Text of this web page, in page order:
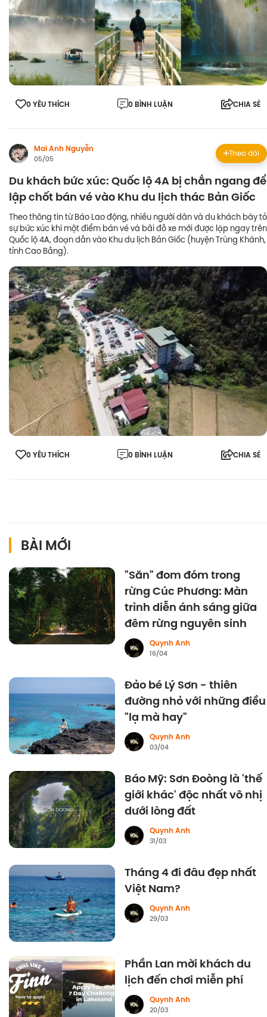
0 YÊU THÍCH 0 BÌNH LUẬN CHIA SẺ
Mai Anh Nguyễn
05/05
Theo dõi
Du khách bức xúc: Quốc lộ 4A bị chắn ngang để
lập chốt bán vé vào Khu du lịch thác Bản Giốc
Theo thông tin từ Báo Lao động, nhiều người dân và du khách bày tỏ
sự bức xúc khi một điểm bán vé và bãi đỗ xe mới được lập ngay trên
Quốc lộ 4A, đoạn dẫn vào Khu du lịch Bản Giốc (huyện Trùng Khánh,
tỉnh Cao Bằng).
0 YÊU THÍCH 0 BÌNH LUẬN CHIA SẺ
BÀI MỚI
"Săn" đom đóm trong
rừng Cúc Phương: Màn
trình diễn ánh sáng giữa
đêm rừng nguyên sinh
Quynh Anh
16/04
Đảo bé Lý Sơn - thiên
đường nhỏ với những điều
"lạ mà hay"
Quynh Anh
03/04
Báo Mỹ: Sơn Đoòng là 'thế
giới khác' độc nhất vô nhị
dưới lòng đất
Quynh Anh
31/03
Tháng 4 đi đâu đẹp nhất
Việt Nam?
Quynh Anh
29/03
Phần Lan mời khách du
lịch đến chơi miễn phí
Quynh Anh
20/03